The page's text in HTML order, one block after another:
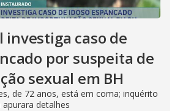
investiga caso de
por suspeita de
sexual em BH
de 72 anos, está em coma; inquérito
detalhes